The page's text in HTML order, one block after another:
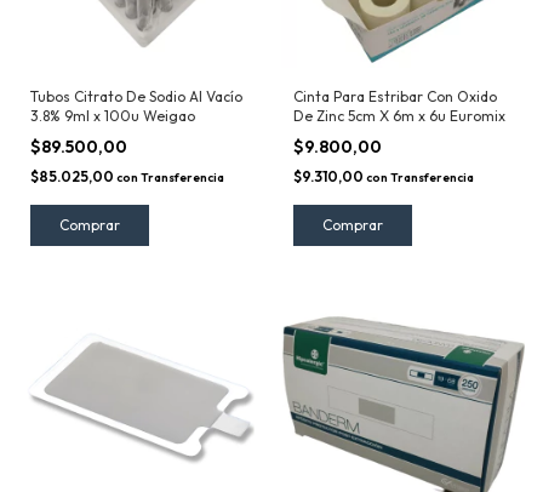
Tubos Citrato De Sodio Al Vacío
3.8% 9ml x 100u Weigao
$89.500,00
$85.025,00 con Transferencia
Cinta Para Estribar Con Oxido
De Zinc 5cm X 6m x 6u Euromix
$9.800,00
$9.310,00 con Transferencia